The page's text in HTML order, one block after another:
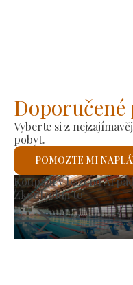
Vyberte si z
pobyt.
POMOZTE MI
Výrobní trh
Zkontroluji to